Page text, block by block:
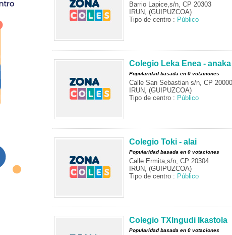
Barrio Lapice,s/n, CP 20303
IRUN, (GUIPUZCOA)
Tipo de centro : Público
Colegio Leka Enea - anaka
Popularidad basada en 0 votaciones
Calle San Sebastian s/n, CP 20000
IRUN, (GUIPUZCOA)
Tipo de centro : Público
Colegio Toki - alai
Popularidad basada en 0 votaciones
Calle Ermita,s/n, CP 20304
IRUN, (GUIPUZCOA)
Tipo de centro : Público
Colegio TXIngudi Ikastola
Popularidad basada en 0 votaciones